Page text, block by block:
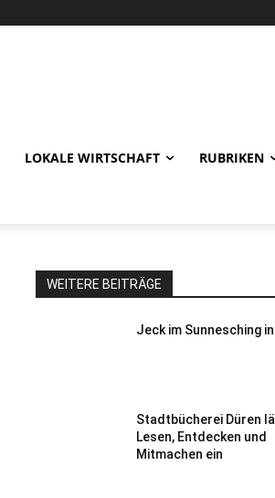
LOKALE WIRTSCHAFT RUBRIKEN
WEITERE BEITRÄGE
Jeck im Sunnesching
Stadtbücherei Düren
Lesen, Entdecken und
Mitmachen ein